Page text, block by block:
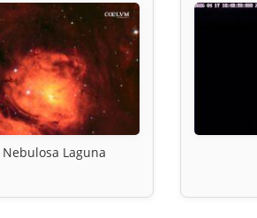
Nebulosa Laguna